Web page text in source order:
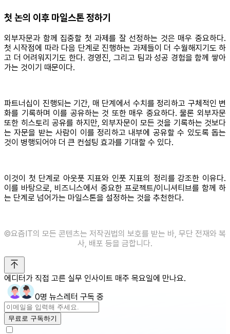
첫 논의 이후 마일스톤 정하기
외부자문과 함께 집중할 첫 과제를 잘 선정하는 것은 매우 중요하다.
첫 시작점에 따라 다음 단계로 진행하는 과제들이 더 수월해지기도 하
고 더 어려워지기도 한다. 경영진, 그리고 팀과 성공 경험을 함께 쌓아
가는 것이기 때문이다.
파트너십이 진행되는 기간, 매 단계에서 수치를 정리하고 구체적인 변
화를 기록하며 이를 공유하는 것 또한 매우 중요하다. 물론 외부자문
또한 히스토리 공유를 하지만, 외부자문이 모든 것을 기록하는 것보다
는 자문을 받는 사람이 이를 정리하고 내부에 공유할 수 있도록 돕는
것이 병행되어야 더 큰 컨설팅 효과를 기대할 수 있다.
이것이 첫 단계로 아웃풋 지표와 인풋 지표의 정리를 강조한 이유다.
이를 바탕으로, 비즈니스에서 중요한 프로젝트/이니셔티브를 함께 하
는 단계로 넘어가는 마일스톤을 설정하는 것을 추천한다.
©️요즘IT의 모든 콘텐츠는 저작권법의 보호를 받는 바, 무단 전재와 복
사, 배포 등을 금합니다.
에디터가 직접 고른 실무 인사이트 매주 목요일에 만나요.
0명 뉴스레터 구독 중
무료로 구독하기